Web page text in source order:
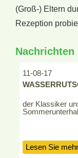
(Groß-) Eltern
Rezeption
Nachrichten
11-08-17
der Klassiker
Lesen Sie mehr